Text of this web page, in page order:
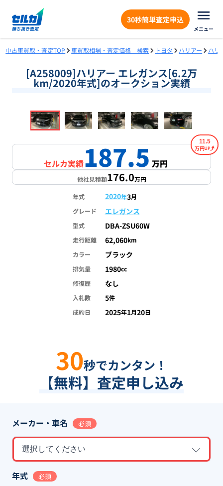
30秒簡単査定申込
メニュー
中古車買取・査定TOP 車買取相場・査定価格 検索 トヨタ ハリアー ハリ
[A258009]ハリアー エレガンス[6.2万
km/2020年式]のオークション実績
1/18
セルカ実績187.5万円
11.5
万円
他社見積額176.0万円
年式 2020年3月
グレード
エレガンス
型式 DBA-ZSU60W
走行距離 62,060km
カラー
ブラック
排気量 1980cc
修復歴
なし
入札数 5件
成約日
2025年1月20日
30秒でカンタン！
【無料】査定申し込み
メーカー・車名 必須
選択してください
年式 必須